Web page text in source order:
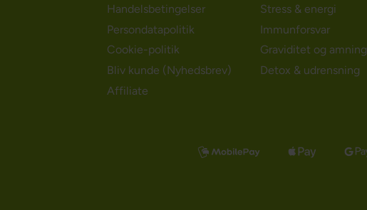
Handelsbetingelser
Persondatapolitik
Cookie-politik
Bliv kunde (Nyhedsbrev)
Affiliate
Stress & energi
Immunforsvar
Graviditet og amning
Detox & udrensning